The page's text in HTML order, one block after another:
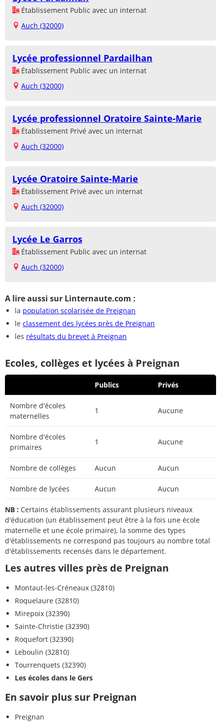
Établissement Public avec un internat
Auch (32000)
Lycée professionnel Pardailhan
Établissement Public avec un internat
Auch (32000)
Lycée professionnel Oratoire Sainte-Marie
Établissement Privé avec un internat
Auch (32000)
Lycée Oratoire Sainte-Marie
Établissement Privé avec un internat
Auch (32000)
Lycée Le Garros
Établissement Public avec un internat
Auch (32000)
A lire aussi sur Linternaute.com :
la population scolarisée de Preignan
le classement des lycées près de Preignan
les résultats du brevet à Preignan
Ecoles, collèges et lycées à Preignan
Publics Privés
Nombre d'écoles
maternelles
1 Aucune
Nombre d'écoles
primaires
1 Aucune
Nombre de collèges Aucun Aucun
Nombre de lycées Aucun Aucun
NB : Certains établissements assurant plusieurs niveaux
d'éducation (un établissement peut être à la fois une école
maternelle et une école primaire), la somme des types
d'établissements ne correspond pas toujours au nombre total
d'établissements recensés dans le département.
Les autres villes près de Preignan
Montaut-les-Créneaux (32810)
Roquelaure (32810)
Mirepoix (32390)
Sainte-Christie (32390)
Roquefort (32390)
Leboulin (32810)
Tourrenquets (32390)
Les écoles dans le Gers
En savoir plus sur Preignan
Preignan